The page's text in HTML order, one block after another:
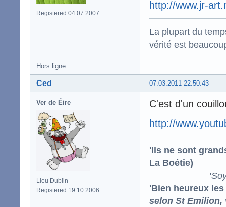
Registered 04.07.2007
http://www.jr-
La plupart du
vérité est
Hors ligne
07.03.2011 22:50:43
Ced
Ver de Éire
Lieu Dublin
Registered 19.10.2006
C'est d'un
http://
'Ils ne sont
La Boétie)
'
'Bien heureux
selon St Emilion,